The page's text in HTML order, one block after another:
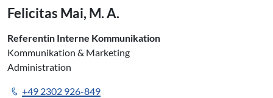
Felicitas Mai, M. A.
Referentin Interne Kommunikation
Kommunikation & Marketing
Administration
+49 2302 926-849